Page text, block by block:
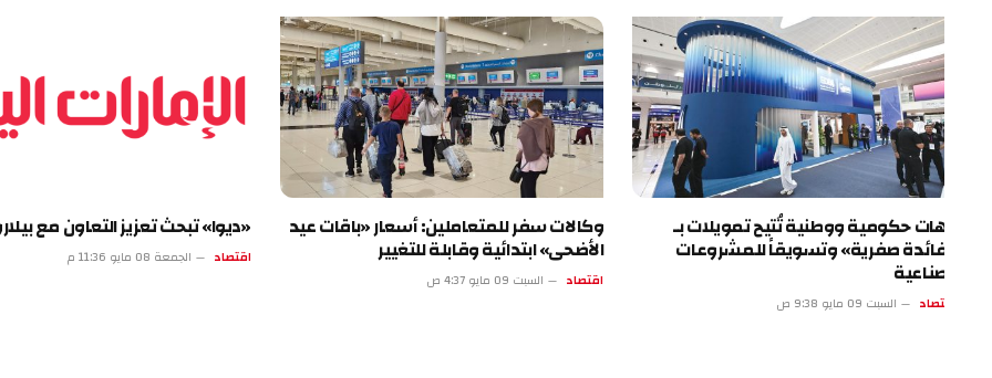
حكومية ووطنية تُتيح تمويلات بـ
صفرية» وتسويقاً للمشروعات
السبت 09 مايو 9:38 ص
وكالات سفر للمتعاملين: أسعار «باقات عيد
الأضحى» ابتدائية وقابلة للتغيير
السبت 09 مايو 4:37 ص
«ديوا» تبحث تعزيز التعاون مع بيلاروسيا
الجمعة 08 مايو 11:36 م